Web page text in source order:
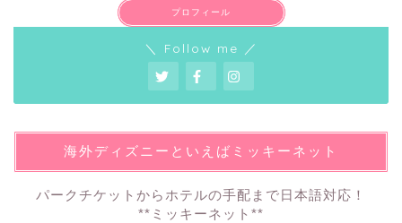
プロフィール
＼ Follow me ／
海外ディズニーといえばミッキーネット
パークチケットからホテルの手配まで日本語対応！
**ミッキーネット**